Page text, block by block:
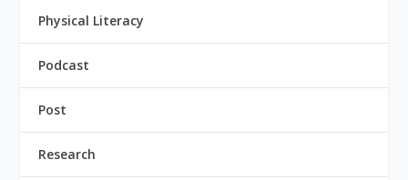
Physical Literacy
Podcast
Post
Research